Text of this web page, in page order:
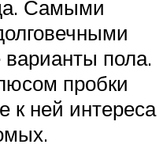
Самыми
пола.
пробки
к ней интереса